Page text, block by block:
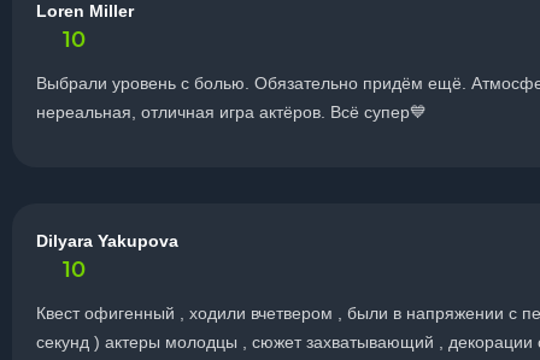
Loren Miller
10
Выбрали уровень с болью. Обязательно придём ещё.
нереальная, отличная игра актёров. Всё супер💙
Dilyara Yakupova
10
Квест офигенный , ходили вчетвером , были в напряжении с
секунд ) актеры молодцы , сюжет захватывающий , декорации